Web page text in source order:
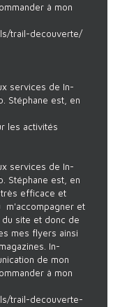
à mon
trail-decouverte/
services de In-
Stéphane est, en
les activités
services de In-
Stéphane est, en
très efficace et
m'accompagner et
site et donc de
mes flyers ainsi
In-
de mon
à mon
trail-decouverte-